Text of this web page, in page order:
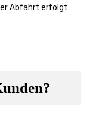
Abfahrt erfolgt